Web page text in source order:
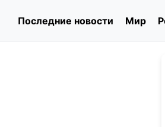
Последние новости Мир